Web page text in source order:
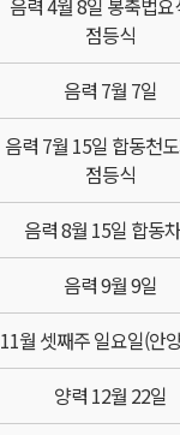
음력 4월 8일 봉축법요
점등식
음력 7월 7일
음력 7월 15일 합동천
점등식
음력 8월 15일 합동
음력 9월 9일
11월 셋째주 일요일(안
양력 12월 22일